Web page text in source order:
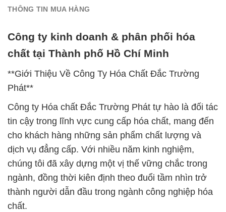
THÔNG TIN MUA HÀNG
Công ty kinh doanh & phân phối hóa
chất tại Thành phố Hồ Chí Minh
**Giới Thiệu Về Công Ty Hóa Chất Đắc Trường
Phát**
Công ty Hóa chất Đắc Trường Phát tự hào là đối tác
tin cậy trong lĩnh vực cung cấp hóa chất, mang đến
cho khách hàng những sản phẩm chất lượng và
dịch vụ đẳng cấp. Với nhiều năm kinh nghiệm,
chúng tôi đã xây dựng một vị thế vững chắc trong
ngành, đồng thời kiên định theo đuổi tầm nhìn trở
thành người dẫn đầu trong ngành công nghiệp hóa
chất.